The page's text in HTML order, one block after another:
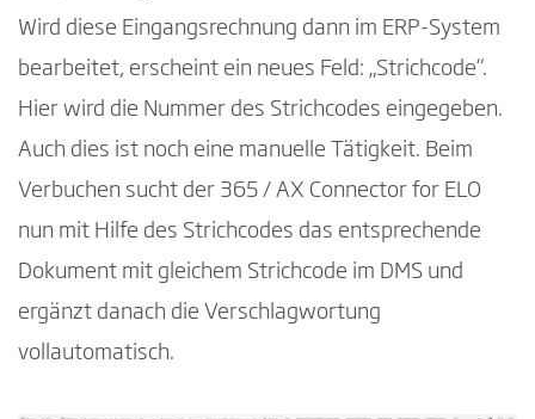
Wird diese Eingangsrechnung dann im ERP-System
bearbeitet, erscheint ein neues Feld: „Strichcode“.
Hier wird die Nummer des Strichcodes eingegeben.
Auch dies ist noch eine manuelle Tätigkeit. Beim
Verbuchen sucht der 365 / AX Connector for ELO
nun mit Hilfe des Strichcodes das entsprechende
Dokument mit gleichem Strichcode im DMS und
ergänzt danach die Verschlagwortung
vollautomatisch.